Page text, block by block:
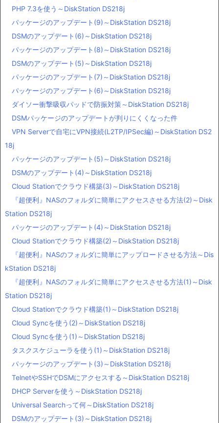
PHP 7.3を使う～DiskStation DS218j
パッケージのアップデート(9)～DiskStation DS218j
DSMのアップデート(6)～DiskStation DS218j
パッケージのアップデート(8)～DiskStation DS218j
DSMのアップデート(5)～DiskStation DS218j
パッケージのアップデート(7)～DiskStation DS218j
パッケージのアップデート(6)～DiskStation DS218j
ダイソー衝撃吸収パッドで防振対策～DiskStation DS218j
DSMパッケージのアップデートが判りにくくなった件
VPN Serverで自宅にVPN接続(L2TP/IPSec編)～DiskStation DS2
18j
パッケージのアップデート(5)～DiskStation DS218j
DSMのアップデート(4)～DiskStation DS218j
Cloud Stationでクラウド構築(3)～DiskStation DS218j
『超便利』NASのフォルダに簡単にアクセスさせる方法(2)～Disk
Station DS218j
パッケージのアップデート(4)～DiskStation DS218j
Cloud Stationでクラウド構築(2)～DiskStation DS218j
『超便利』NASのフォルダに簡単にアップロードさせる方法～Dis
kStation DS218j
『超便利』NASのフォルダに簡単にアクセスさせる方法(1)～Disk
Station DS218j
Cloud Stationでクラウド構築(1)～DiskStation DS218j
Cloud Syncを使う(2)～DiskStation DS218j
Cloud Syncを使う(1)～DiskStation DS218j
タスクスケジューラを使う(1)～DiskStation DS218j
パッケージのアップデート(3)～DiskStation DS218j
TelnetやSSHでDSMにアクセスする～DiskStation DS218j
DHCP Serverを使う～DiskStation DS218j
Universal Searchって何～DiskStation DS218j
DSMのアップデート(3)～DiskStation DS218j